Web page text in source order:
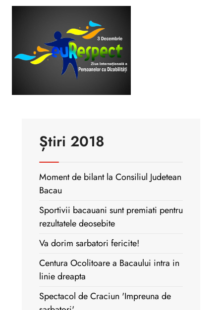
Știri 2018
Moment de bilant la Consiliul Judetean
Bacau
Sportivii bacauani sunt premiati pentru
rezultatele deosebite
Va dorim sarbatori fericite!
Centura Ocolitoare a Bacaului intra in
linie dreapta
Spectacol de Craciun 'Impreuna de